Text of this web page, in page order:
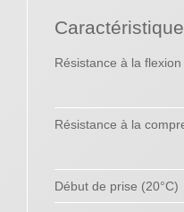
Résistance à la flexion
Résistance à la
Début de prise (20°C)